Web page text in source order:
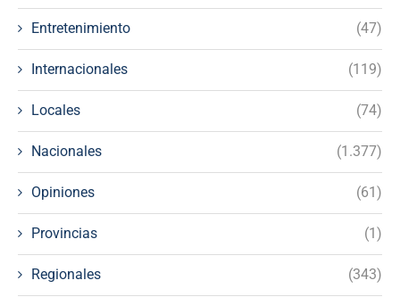
Entretenimiento (47)
Internacionales (119)
Locales (74)
Nacionales (1.377)
Opiniones (61)
Provincias (1)
Regionales (343)